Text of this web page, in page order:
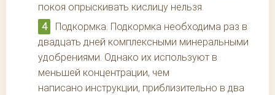
покоя опрыскивать кислицу нельзя.
Подкормка. Подкормка необходима раз в
двадцать дней комплексными минеральными
удобрениями. Однако их используют в
меньшей концентрации, чем
написано инструкции, приблизительно в два